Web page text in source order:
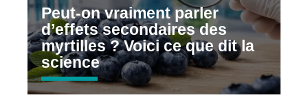
Peut-on vraiment parler
d’effets secondaires des
myrtilles ? Voici ce que dit la
science